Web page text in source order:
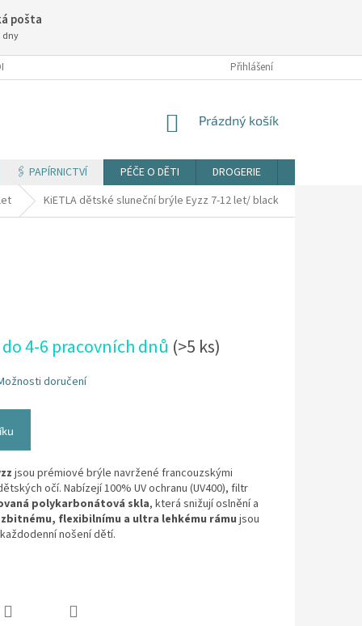
pošta
dny
PODMÍNKY Přihlášení
NÁKUPNÍ
Prázdný košík
🖇️ PAPÍRNICTVÍ PÉČE O DĚTI DROGERIE
KiETLA dětské sluneční brýle Eyzz 7-12 let/ black
4-6 pracovních dnů (>5 ks)
doručení
jsou prémiové brýle navržené francouzskými
očí. Nabízejí 100% UV ochranu (UV400), filtr
polykarbonátová skla, která snižují oslnění a
flexibilnímu a ultra lehkému rámu jsou
nošení dětí.